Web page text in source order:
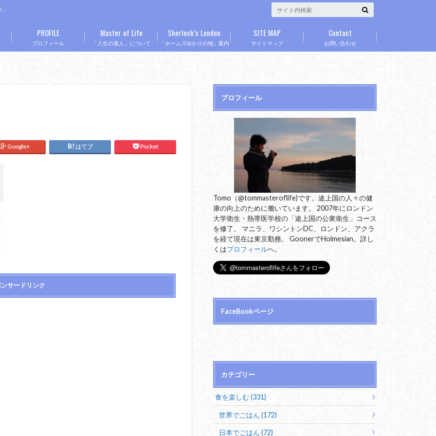
プロフィール
PROFILE
「人生の達人」について
Master of Life
「ホームズゆかりの地」案内
Sherlock’s London
サイトマップ
SITE MAP
お問い合わせ
Contact
Google+ はてブ Pocket
サードリンク
プロフィール
Tomo（@tommasteroflife)です。途上国の人々の健
康の向上のために働いています。 2007年にロンドン
大学衛生・熱帯医学校の「途上国の公衆衛生」コース
を修了。 マニラ、ワシントンDC、ロンドン、アクラ
を経て現在は東京勤務。 GoonerでHolmesian。詳し
くはプロフィールへ。
FaceBookページ
カテゴリー
食を楽しむ (331)
世界でごはん (172)
日本でごはん (72)